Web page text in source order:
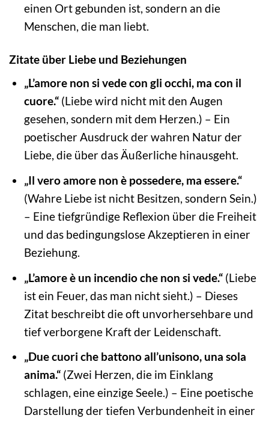
einen Ort gebunden ist, sondern an die
Menschen, die man liebt.
Zitate über Liebe und Beziehungen
„L’amore non si vede con gli occhi, ma con il
cuore.“(Liebe wird nicht mit den Augen
gesehen, sondern mit dem Herzen.) – Ein
poetischer Ausdruck der wahren Natur der
Liebe, die über das Äußerliche hinausgeht.
„Il vero amore non è possedere, ma essere.“
(Wahre Liebe ist nicht Besitzen, sondern Sein.)
– Eine tiefgründige Reflexion über die Freiheit
und das bedingungslose Akzeptieren in einer
Beziehung.
„L’amore è un incendio che non si vede.“(Liebe
ist ein Feuer, das man nicht sieht.) – Dieses
Zitat beschreibt die oft unvorhersehbare und
tief verborgene Kraft der Leidenschaft.
„Due cuori che battono all’unisono, una sola
anima.“(Zwei Herzen, die im Einklang
schlagen, eine einzige Seele.) – Eine poetische
Darstellung der tiefen Verbundenheit in einer